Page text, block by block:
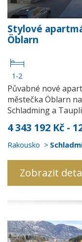
Stylové
Öblarn
1-2
Půvabné nové
městečka Öblarn
Schladming a
4 343 192 Kč -
Rakousko
Zobrazit